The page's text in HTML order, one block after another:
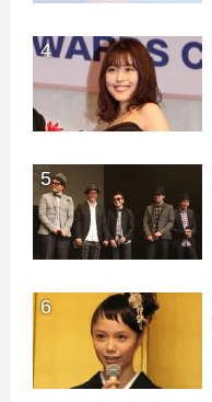
4
5
6